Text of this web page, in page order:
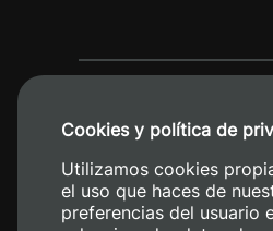
Cookies y política de
Utilizamos cookies
el uso que haces de
preferencias del usuario